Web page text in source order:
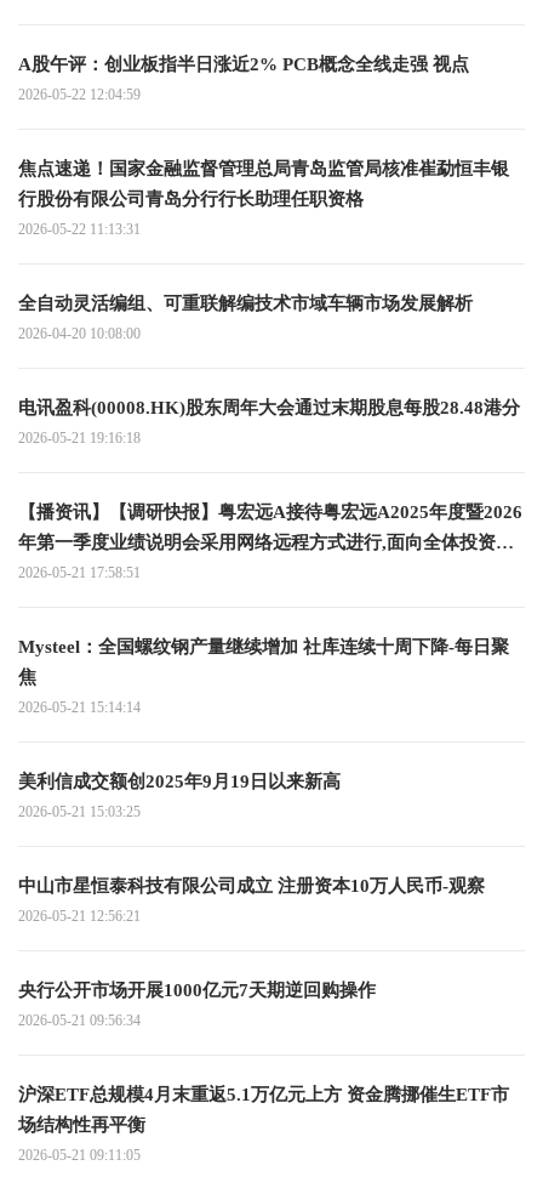
A股午评：创业板指半日涨近2% PCB概念全线走强 视点
2026-05-22 12:04:59
焦点速递！国家金融监督管理总局青岛监管局核准崔勐恒丰银
行股份有限公司青岛分行行长助理任职资格
2026-05-22 11:13:31
全自动灵活编组、可重联解编技术市域车辆市场发展解析
2026-04-20 10:08:00
电讯盈科(00008.HK)股东周年大会通过末期股息每股28.48港分
2026-05-21 19:16:18
【播资讯】【调研快报】粤宏远A接待粤宏远A2025年度暨2026
年第一季度业绩说明会采用网络远程方式进行,面向全体投资者
调研
2026-05-21 17:58:51
Mysteel：全国螺纹钢产量继续增加 社库连续十周下降-每日聚
焦
2026-05-21 15:14:14
美利信成交额创2025年9月19日以来新高
2026-05-21 15:03:25
中山市星恒泰科技有限公司成立 注册资本10万人民币-观察
2026-05-21 12:56:21
央行公开市场开展1000亿元7天期逆回购操作
2026-05-21 09:56:34
沪深ETF总规模4月末重返5.1万亿元上方 资金腾挪催生ETF市
场结构性再平衡
2026-05-21 09:11:05